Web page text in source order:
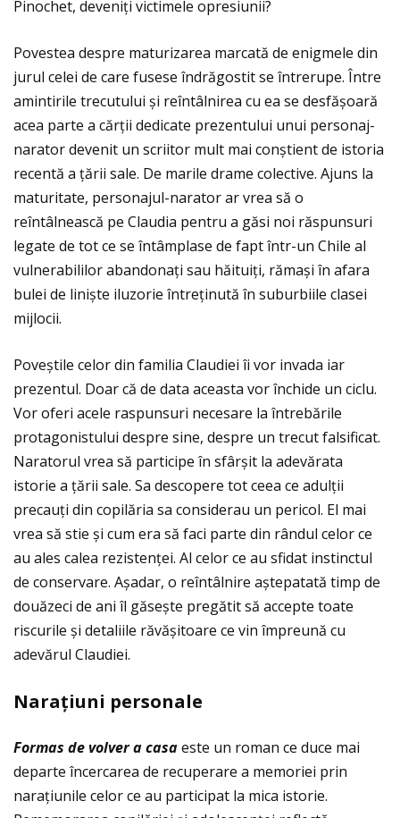
Pinochet, deveniţi victimele opresiunii?
Povestea despre maturizarea marcată de enigmele din
jurul celei de care fusese îndrăgostit se întrerupe. Între
amintirile trecutului și reîntâlnirea cu ea se desfășoară
acea parte a cărţii dedicate prezentului unui personaj-
narator devenit un scriitor mult mai conștient de istoria
recentă a ţării sale. De marile drame colective. Ajuns la
maturitate, personajul-narator ar vrea să o
reîntâlnească pe Claudia pentru a găsi noi răspunsuri
legate de tot ce se întâmplase de fapt într-un Chile al
vulnerabililor abandonaţi sau hăituiţi, rămași în afara
bulei de liniște iluzorie întreţinută în suburbiile clasei
mijlocii.
Poveștile celor din familia Claudiei îi vor invada iar
prezentul. Doar că de data aceasta vor închide un ciclu.
Vor oferi acele raspunsuri necesare la întrebările
protagonistului despre sine, despre un trecut falsificat.
Naratorul vrea să participe în sfârșit la adevărata
istorie a ţării sale. Sa descopere tot ceea ce adulţii
precauţi din copilăria sa considerau un pericol. El mai
vrea să stie și cum era să faci parte din rândul celor ce
au ales calea rezistenţei. Al celor ce au sfidat instinctul
de conservare. Așadar, o reîntâlnire aștepatată timp de
douăzeci de ani îl găsește pregătit să accepte toate
riscurile și detaliile răvășitoare ce vin împreună cu
adevărul Claudiei.
Naraţiuni personale
Formas de volver a casaeste un roman ce duce mai
departe încercarea de recuperare a memoriei prin
naraţiunile celor ce au participat la mica istorie.